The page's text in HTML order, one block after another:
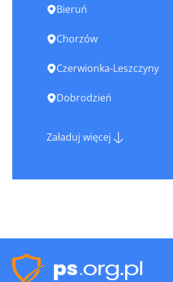
Bieruń
Chorzów
Czerwionka-Leszczyny
Dobrodzień
Łaziska Górne
Załaduj więcej